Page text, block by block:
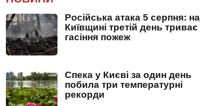
Російська атака 5 серпня: на
Київщині третій день триває
гасіння пожеж
Спека у Києві за один день
побила три температурні
рекорди